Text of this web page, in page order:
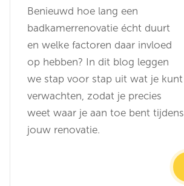
Benieuwd hoe lang een
badkamerrenovatie écht duurt
en welke factoren daar invloed
op hebben? In dit blog leggen
we stap voor stap uit wat je kunt
verwachten, zodat je precies
weet waar je aan toe bent tijdens
jouw renovatie.